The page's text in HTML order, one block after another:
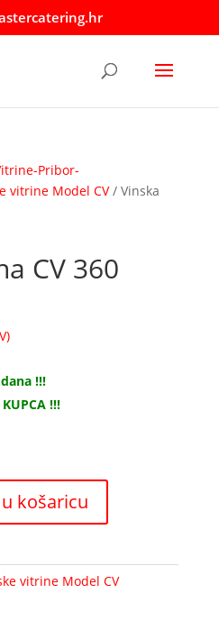
Pribor-
vitrine Model CV/ Vinska
CV 360
dana !!!
KUPCA !!!
košaricu
vitrine Model CV